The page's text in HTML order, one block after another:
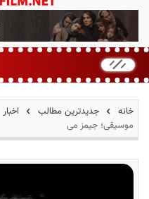
ر
ش
ر
م
ز
خانه جدیدترین مطالب اخبار
موسیقی؛ جیمز می